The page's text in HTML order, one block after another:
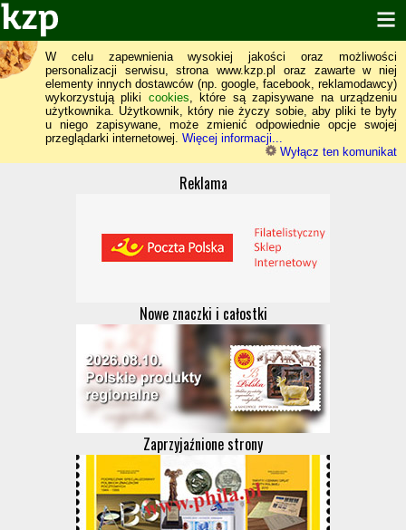
W celu zapewnienia wysokiej jakości oraz możliwości
personalizacji serwisu, strona www.kzp.pl oraz zawarte w niej
elementy innych dostawców (np. google, facebook, reklamodawcy)
wykorzystują pliki cookies, które są zapisywane na urządzeniu
użytkownika. Użytkownik, który nie życzy sobie, aby pliki te były
u niego zapisywane, może zmienić odpowiednie opcje swojej
przeglądarki internetowej. Więcej informacji...
Wyłącz ten komunikat
Reklama
Nowe znaczki i całostki
Zaprzyjaźnione strony